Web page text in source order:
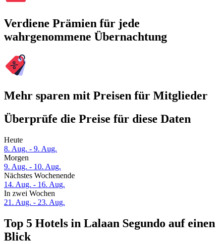
Verdiene Prämien für jede
wahrgenommene Übernachtung
Mehr sparen mit Preisen für Mitglieder
Überprüfe die Preise für diese Daten
Heute
8. Aug. - 9. Aug.
Morgen
9. Aug. - 10. Aug.
Nächstes Wochenende
14. Aug. - 16. Aug.
In zwei Wochen
21. Aug. - 23. Aug.
Top 5 Hotels in Lalaan Segundo auf einen
Blick